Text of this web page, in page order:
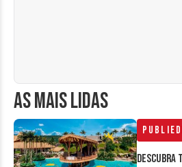
AS MAIS LIDAS
Descubra